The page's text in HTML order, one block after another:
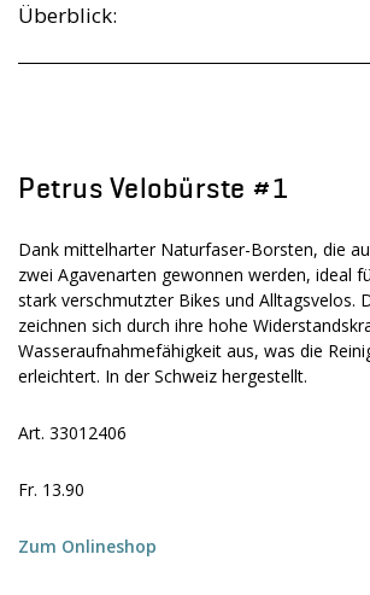
Überblick:
Petrus Velobürste #1
Dank mittelharter Naturfaser-Borsten, die
zwei Agavenarten gewonnen werden, ideal
stark verschmutzter Bikes und Alltagsvelos.
zeichnen sich durch ihre hohe
Wasseraufnahmefähigkeit aus, was die
erleichtert. In der Schweiz hergestellt.
Art. 33012406
Fr. 13.90
Zum Onlineshop